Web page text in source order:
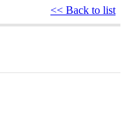
<< Back to list